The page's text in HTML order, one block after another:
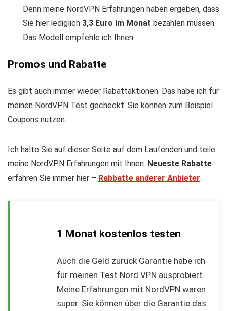
Denn meine NordVPN Erfahrungen haben ergeben, dass
Sie hier lediglich 3,3 Euro im Monat bezahlen müssen.
Das Modell empfehle ich Ihnen.
Promos und Rabatte
Es gibt auch immer wieder Rabattaktionen. Das habe ich für
meinen NordVPN Test gecheckt. Sie können zum Beispiel
Coupons nutzen.
Ich halte Sie auf dieser Seite auf dem Laufenden und teile
meine NordVPN Erfahrungen mit Ihnen. Neueste Rabatte
erfahren Sie immer hier – Rabbatte anderer Anbieter.
1 Monat kostenlos testen
Auch die Geld zurück Garantie habe ich
für meinen Test Nord VPN ausprobiert.
Meine Erfahrungen mit NordVPN waren
super. Sie können über die Garantie das